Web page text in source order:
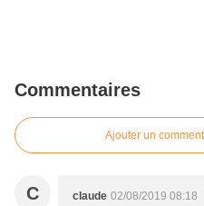
Commentaires
Ajouter un
C claude 02/08/2019 08:18